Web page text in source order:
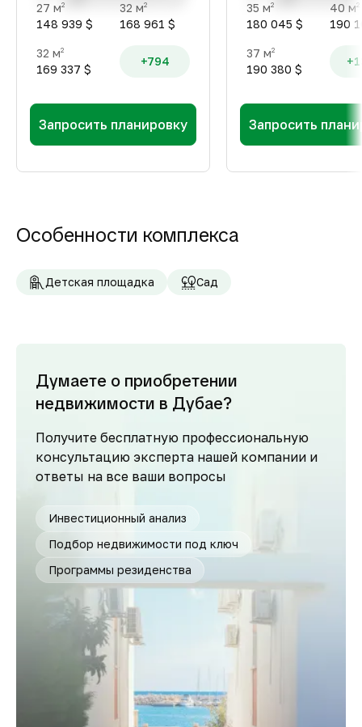
27 м2
148 939 $
32 м2
168 961 $
32 м2
169 337 $
+794
Запросить планировку
35 м2
180 045 $
40 м2
190
37 м2
190 380 $
Запросить
Особенности комплекса
Детская площадка Сад
Думаете о приобретении
недвижимости в Дубае?
Получите бесплатную профессиональную
консультацию эксперта нашей компании и
ответы на все ваши вопросы
Инвестиционный анализ
Подбор недвижимости под ключ
Программы резиденства